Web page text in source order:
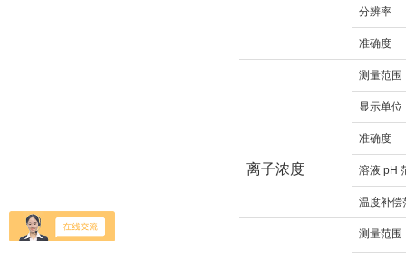
分辨率
准确度
离子浓度
测量范围
显示单位
准确度
溶液 pH
温度补偿
测量范围